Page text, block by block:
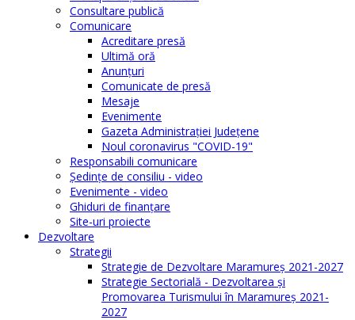
Consultare publică
Comunicare
Acreditare presă
Ultimă oră
Anunţuri
Comunicate de presă
Mesaje
Evenimente
Gazeta Administraţiei Judeţene
Noul coronavirus "COVID-19"
Responsabili comunicare
Şedinţe de consiliu - video
Evenimente - video
Ghiduri de finanţare
Site-uri proiecte
Dezvoltare
Strategii
Strategie de Dezvoltare Maramureș 2021-2027
Strategie Sectorială - Dezvoltarea și
Promovarea Turismului în Maramureș 2021-
2027